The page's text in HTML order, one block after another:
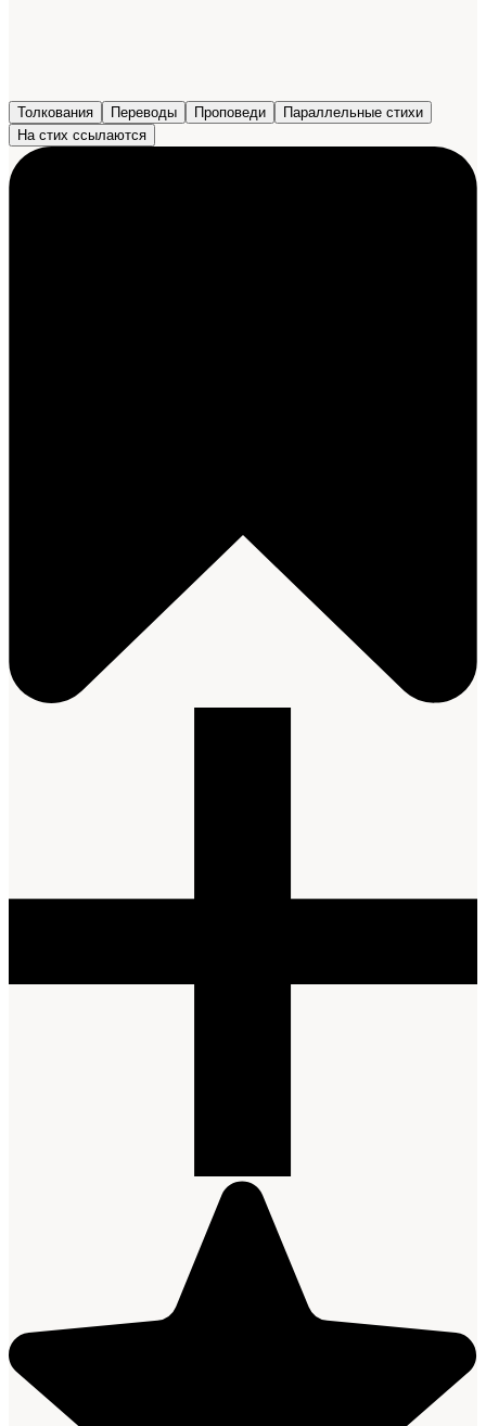
Толкования Переводы Проповеди
Параллельные стихи
На стих ссылаются